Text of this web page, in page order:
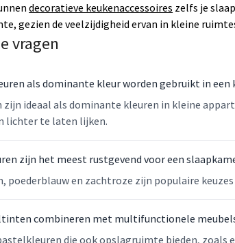
decoratieve keukenaccessoires zelfs je
gezien de veelzijdigheid ervan in kleine
vragen
als dominante kleur worden gebruikt in
ideaal als dominante kleuren in kleine
lichter te laten lijken.
zijn het meest rustgevend voor een
poederblauw en zachtroze zijn populaire keuzes
combineren met multifunctionele
die ook opslagruimte bieden, zoals